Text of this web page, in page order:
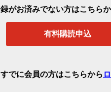
がお済みでない方はこちら
有料購読申込
すでに会員の方はこちらから